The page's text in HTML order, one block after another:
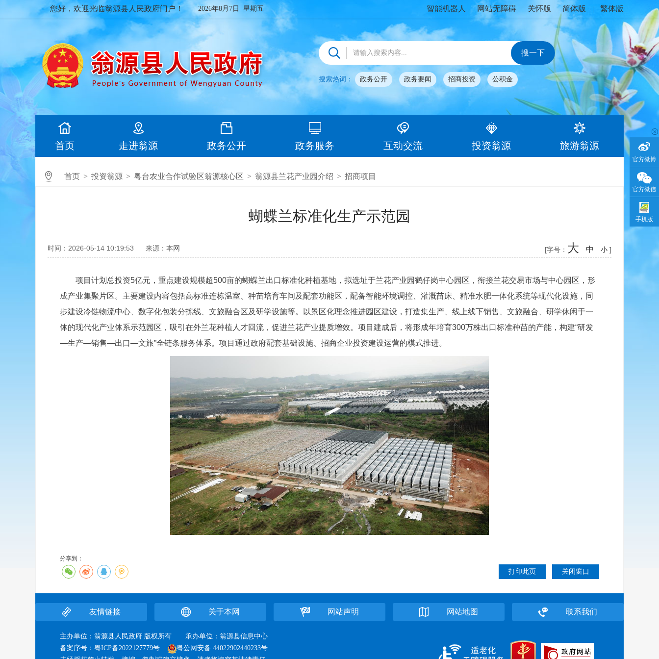
官方微博
官方微信
手机版
您好，欢迎光临翁源县人民政府门户！ 2026年8月7日 星期五 智能机器人 网站无障碍 关怀版 简体版 繁体版
搜索热词： 政务公开 政务要闻 招商投资 公积金
首页 走进翁源 政务公开 政务服务 互动交流 投资翁源 旅游翁源
首页 > 投资翁源 > 粤台农业合作试验区翁源核心区 > 翁源县兰花产业园介绍 > 招商项目
蝴蝶兰标准化生产示范园
时间：2026-05-14 10:19:53 来源：本网 [字号： 大 中 小 ]
项目计划总投资5亿元，重点建设规模超500亩的蝴蝶兰出口标准化种植基地，拟选址于兰花产业园鹤仔岗中心园区，衔接兰花交易市场与中心园区，形
成产业集聚片区。主要建设内容包括高标准连栋温室、种苗培育车间及配套功能区，配备智能环境调控、灌溉苗床、精准水肥一体化系统等现代化设施，同
步建设冷链物流中心、数字化包装分拣线、文旅融合区及研学设施等。以景区化理念推进园区建设，打造集生产、线上线下销售、文旅融合、研学休闲于一
体的现代化产业体系示范园区，吸引在外兰花种植人才回流，促进兰花产业提质增效。项目建成后，将形成年培育300万株出口标准种苗的产能，构建“研发
—生产—销售—出口—文旅”全链条服务体系。项目通过政府配套基础设施、招商企业投资建设运营的模式推进。
打印此页 关闭窗口
分享到：
友情链接 关于本网 网站声明 网站地图 联系我们
主办单位：翁源县人民政府 版权所有 承办单位：翁源县信息中心
备案序号： 粤ICP备2022127779号
粤公网安备 44022902440233号